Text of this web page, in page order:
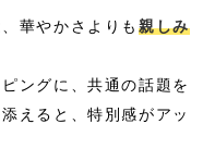
華やかさよりも 親しみ
ングに、共通の話題を
えると、特別感がアッ